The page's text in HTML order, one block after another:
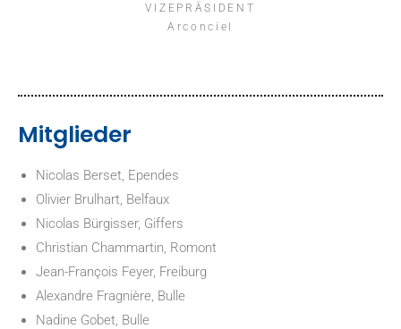
VIZEPRÄSIDENT
Arconciel
Mitglieder
Nicolas Berset, Ependes
Olivier Brulhart, Belfaux
Nicolas Bürgisser, Giffers
Christian Chammartin, Romont
Jean-François Feyer, Freiburg
Alexandre Fragnière, Bulle
Nadine Gobet, Bulle